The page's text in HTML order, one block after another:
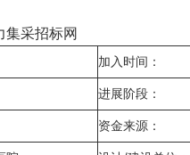
采招标网
加入时间：
进展阶段：
资金来源：